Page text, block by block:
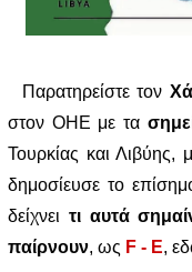
Παρατηρείστε τον
στον ΟΗΕ με τα
Τουρκίας και Λιβύης,
δημοσίευσε το
δείχνει τι αυτά
παίρνουν, ως F - E,